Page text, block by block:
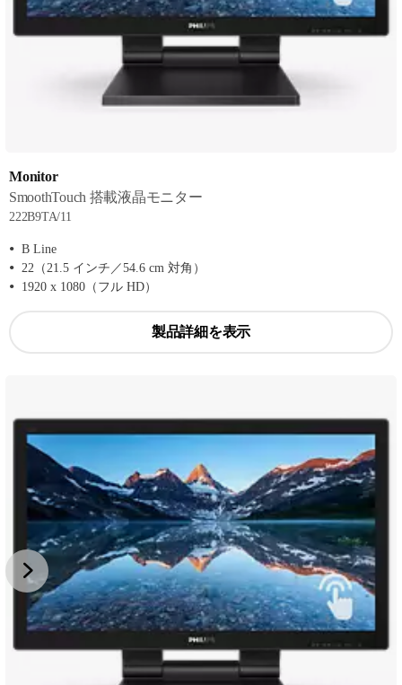
Monitor
SmoothTouch 搭載液晶モニター
222B9TA/11
B Line
22（21.5 インチ／54.6 cm 対角）
1920 x 1080（フル HD）
製品詳細を表示